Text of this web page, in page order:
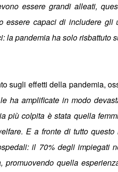
essere grandi alleati,
essere capaci di includere gli
la pandemia ha solo risbattuto
sugli effetti della pandemia,
ha amplificate in modo
più colpita è stata quella
E a fronte di tutto
il 70% degli impiegati
quella